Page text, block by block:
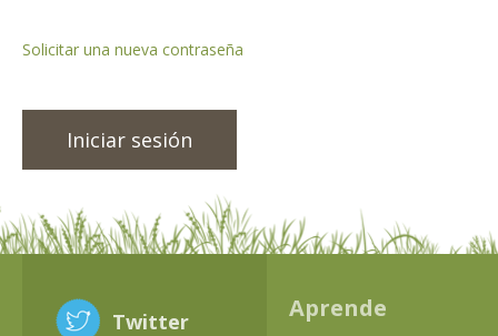
Solicitar una nueva contraseña
Twitter Aprende